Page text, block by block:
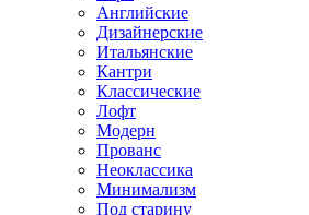
Английские
Дизайнерские
Итальянские
Кантри
Классические
Лофт
Модерн
Прованс
Неоклассика
Минимализм
Под старину